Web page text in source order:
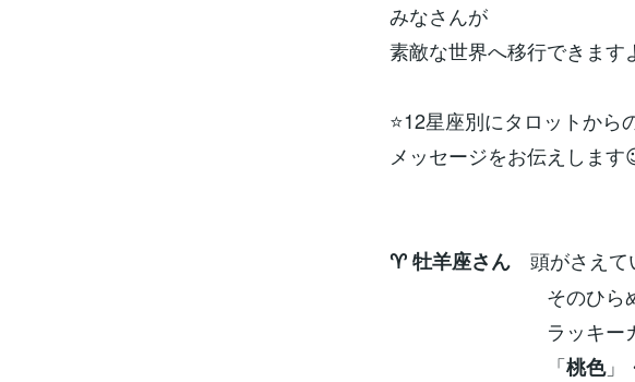
みなさんが
素敵な世界へ移行できます
⭐12星座別にタロットから
メッセージをお伝えします
♈ 牡羊座さん 頭がさえて
そのひらめき
ラッキーカラー
「桃色」